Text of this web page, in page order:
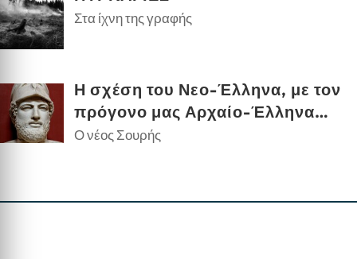
Στα ίχνη της γραφής
Η σχέση του Νεο-Έλληνα, με τον
πρόγονο μας Αρχαίο-Έλληνα…
Ο νέος Σουρής